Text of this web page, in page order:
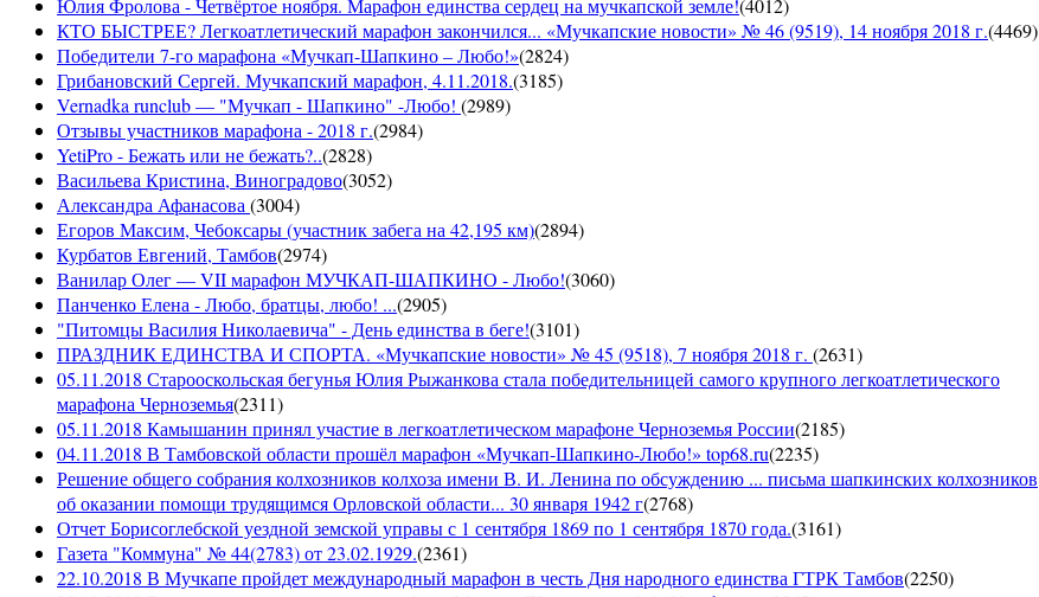
Юлия Фролова - Четвёртое ноября. Марафон единства сердец на мучкапской земле!(4012)
КТО БЫСТРЕЕ? Легкоатлетический марафон закончился... «Мучкапские новости» № 46 (9519), 14 ноября 2018 г.(4469)
Победители 7-го марафона «Мучкап-Шапкино – Любо!»(2824)
Грибановский Сергей. Мучкапский марафон, 4.11.2018.(3185)
Vernadka runclub — "Мучкап - Шапкино" -Любо! (2989)
Отзывы участников марафона - 2018 г.(2984)
YetiPro - Бежать или не бежать?..(2828)
Васильева Кристина, Виноградово(3052)
Александра Афанасова(3004)
Егоров Максим, Чебоксары (участник забега на 42,195 км)(2894)
Курбатов Евгений, Тамбов(2974)
Ванилар Олег — VII марафон МУЧКАП-ШАПКИНО - Любо!(3060)
Панченко Елена - Любо, братцы, любо! ...(2905)
"Питомцы Василия Николаевича" - День единства в беге!(3101)
ПРАЗДНИК ЕДИНСТВА И СПОРТА. «Мучкапские новости» № 45 (9518), 7 ноября 2018 г. (2631)
05.11.2018 Старооскольская бегунья Юлия Рыжанкова стала победительницей самого крупного легкоатлетического
марафона Черноземья(2311)
05.11.2018 Камышанин принял участие в легкоатлетическом марафоне Черноземья России(2185)
04.11.2018 В Тамбовской области прошёл марафон «Мучкап-Шапкино-Любо!» top68.ru(2235)
Решение общего собрания колхозников колхоза имени В. И. Ленина по обсуждению ... письма шапкинских колхозников
об оказании помощи трудящимся Орловской области... 30 января 1942 г(2768)
Отчет Борисоглебской уездной земской управы с 1 сентября 1869 по 1 сентября 1870 года.(3161)
Газета "Коммуна" № 44(2783) от 23.02.1929.(2361)
22.10.2018 В Мучкапе пройдет международный марафон в честь Дня народного единства ГТРК Тамбов(2250)